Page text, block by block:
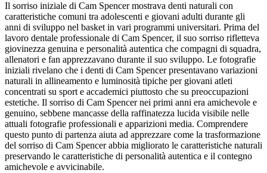
Il sorriso iniziale di Cam Spencer mostrava denti naturali con
caratteristiche comuni tra adolescenti e giovani adulti durante gli
anni di sviluppo nel basket in vari programmi universitari. Prima del
lavoro dentale professionale di Cam Spencer, il suo sorriso rifletteva
giovinezza genuina e personalità autentica che compagni di squadra,
allenatori e fan apprezzavano durante il suo sviluppo. Le fotografie
iniziali rivelano che i denti di Cam Spencer presentavano variazioni
naturali in allineamento e luminosità tipiche per giovani atleti
concentrati su sport e accademici piuttosto che su preoccupazioni
estetiche. Il sorriso di Cam Spencer nei primi anni era amichevole e
genuino, sebbene mancasse della raffinatezza lucida visibile nelle
attuali fotografie professionali e apparizioni media. Comprendere
questo punto di partenza aiuta ad apprezzare come la trasformazione
del sorriso di Cam Spencer abbia migliorato le caratteristiche naturali
preservando le caratteristiche di personalità autentica e il contegno
amichevole e avvicinabile.